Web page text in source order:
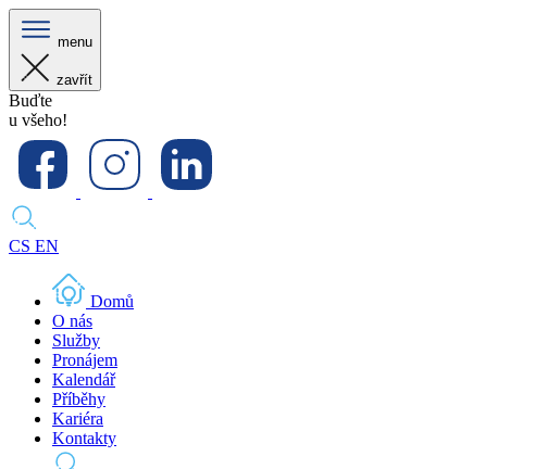
menu
zavřít
Buďte
u všeho!
CS EN
Domů
O nás
Služby
Pronájem
Kalendář
Příběhy
Kariéra
Kontakty